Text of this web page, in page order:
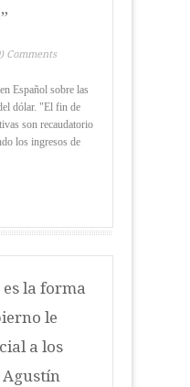
Comments
Español sobre las
dólar. "El fin de
son recaudatorio
los ingresos de
la forma
le
a los
Agustín